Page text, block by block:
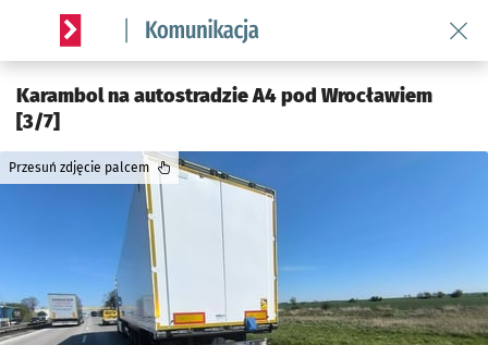
Serwis informacyjny wroclaw.pl podserwis: Komunikacja
Karambol na autostradzie A4 pod Wrocławiem
[3/7]
Przesuń zdjęcie palcem